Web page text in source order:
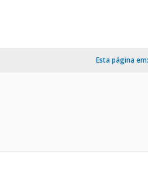
Esta página em: